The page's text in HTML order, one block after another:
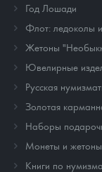
Год Лошади
Флот: ледоколы
Жетоны
Ювелирные
Русская
Золотая
Наборы
Монеты и
Книги по